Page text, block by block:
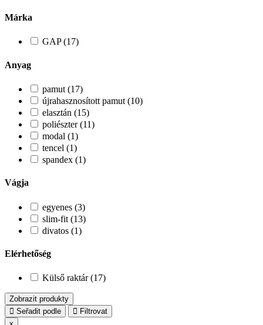
Márka
GAP (17)
Anyag
pamut (17)
újrahasznosított pamut (10)
elasztán (15)
poliészter (11)
modal (1)
tencel (1)
spandex (1)
Vágja
egyenes (3)
slim-fit (13)
divatos (1)
Elérhetőség
Külső raktár (17)
Zobrazit produkty
Seřadit podle
Filtrovat